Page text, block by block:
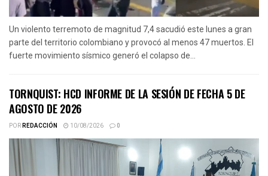
Un violento terremoto de magnitud 7,4 sacudió este lunes a gran
parte del territorio colombiano y provocó al menos 47 muertos. El
fuerte movimiento sísmico generó el colapso de...
TORNQUIST: HCD INFORME DE LA SESIÓN DE FECHA 5 DE
AGOSTO DE 2026
PORREDACCIÓN 10/08/2026 0